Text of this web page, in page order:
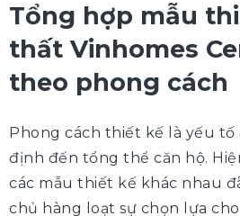
Tổng hợp mẫu
thất Vinhomes
theo phong cách
Phong cách thiết kế là yếu
định đến tổng thể căn hộ.
các mẫu thiết kế khác nhau
chủ hàng loạt sự chọn lựa